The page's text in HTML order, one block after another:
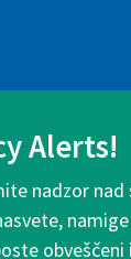
Alerts!
nadzor